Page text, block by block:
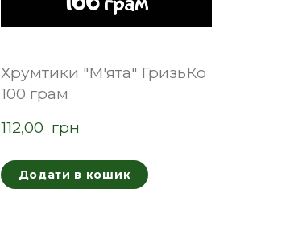
Хрумтики "М'ята" ГризьКо
100 грам
112,00  грн
Додати в кошик